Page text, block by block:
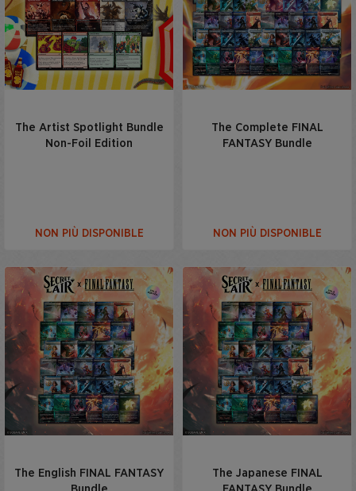
The Artist Spotlight Bundle
Non-Foil Edition
NON PIÙ DISPONIBLE
The Complete FINAL
FANTASY Bundle
NON PIÙ DISPONIBLE
The English FINAL FANTASY
The Japanese FINAL